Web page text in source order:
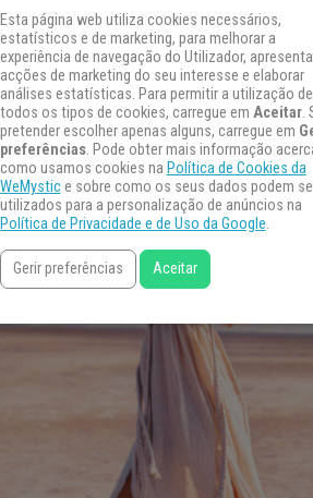
Esta página web utiliza cookies necessários,
estatísticos e de marketing, para melhorar a
experiência de navegação do Utilizador,
acções de marketing do seu interesse e elaborar
análises estatísticas. Para permitir a utilização de
todos os tipos de cookies, carregue em Aceitar.
pretender escolher apenas alguns, carregue em
preferências. Pode obter mais informação
como usamos cookies na Política de Cookies da
WeMystice sobre como os seus dados podem
utilizados para a personalização de anúncios na
Política de Privacidade e de Uso da Google.
Gerir preferências Aceitar